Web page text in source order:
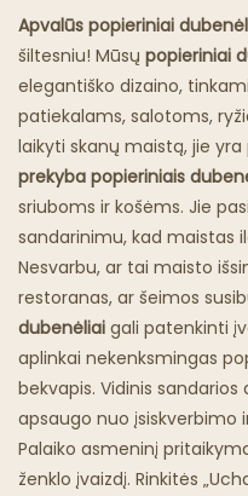
Maisto Sunkvežimiai
Kepykla
Riebaluotas
Vaiduoklių
Apvalūs popieriniai
šiltesniu! Mūsų popieriniai
elegantiško dizaino,
patiekalams, salotoms,
laikyti skanų maistą, jie
prekyba popieriniais
sriuboms ir košėms. Jie
sandarinimu, kad maistas
Nesvarbu, ar tai maisto
restoranas, ar šeimos
dubenėliai gali patenkinti
aplinkai nekenksmingas
bekvapis. Vidinis
apsaugo nuo įsiskverbimo
Palaiko asmeninį
ženklo įvaizdį. Rinkitės